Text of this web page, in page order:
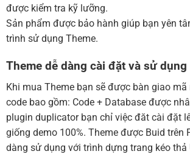
được kiểm tra kỹ lưỡng.
Sản phẩm được bảo hành giúp bạn yên
trình sử dụng Theme.
Theme dễ dàng cài đặt và sử dụng
Khi mua Theme bạn sẽ được bàn giao
code bao gồm: Code + Database được
plugin duplicator bạn chỉ việc đăt cài đặt
giống demo 100%. Theme được Buid trên
dàng sử dụng với trình dựng trang kéo thả